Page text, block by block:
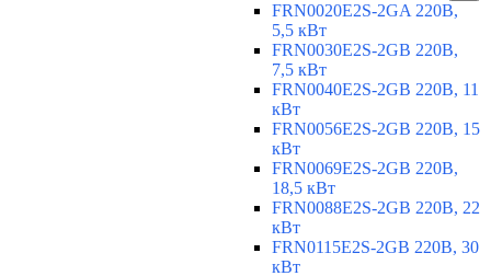
FRN0020E2S-2GA 220В,
5,5 кВт
FRN0030E2S-2GB 220В,
7,5 кВт
FRN0040E2S-2GB 220В, 11
кВт
FRN0056E2S-2GB 220В, 15
кВт
FRN0069E2S-2GB 220В,
18,5 кВт
FRN0088E2S-2GB 220В, 22
кВт
FRN0115E2S-2GB 220В, 30
кВт